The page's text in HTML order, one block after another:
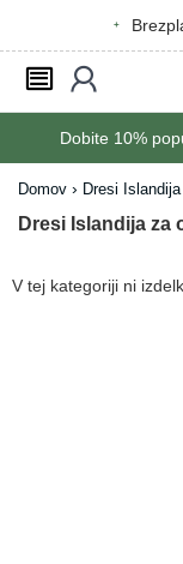
󰂩 󰃳
Dobite 10%
Domov Dresi
Dresi Islandija za
V tej kategoriji ni